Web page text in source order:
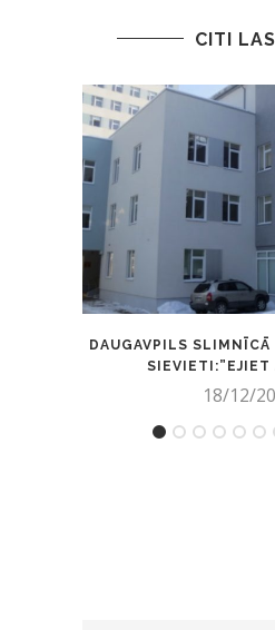
CITI
DAUGAVPILS
SIEVIETI:”EJIET
18/12/